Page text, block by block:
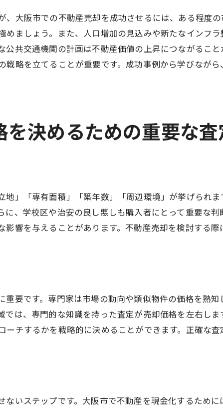
売却プロセスの全体像を理解する
期準備で大切なこととは？
適な販売チャネルの選び方
却活動の進捗を管理する方法
功事例に学ぶマーケティングのコツ
値を引き出したリフォーム事例
成功者の声に学ぶ売却の秘訣
大阪市での不動産売却を成功させるには、ある程度
ましょう。また、人口増加の見込みや新たなインフ
公共交通機関の計画は不動産価値の上昇につながるこ
略を立てることが重要です。成功事例から学びなが
を決めるための重要な
」「専有面積」「築年数」「周辺環境」が挙げられ
、学校区や治安の良し悪しも購入者にとって重要な
響を与えることがあります。不動産売却を検討する
要です。専門家は市場の動向や類似物件の価格を熟
は、専門的な知識を持った査定が売却価格を左右し
チするかを戦略的に決めることができます。正確な
いステップです。大阪市で不動産を現金化するため